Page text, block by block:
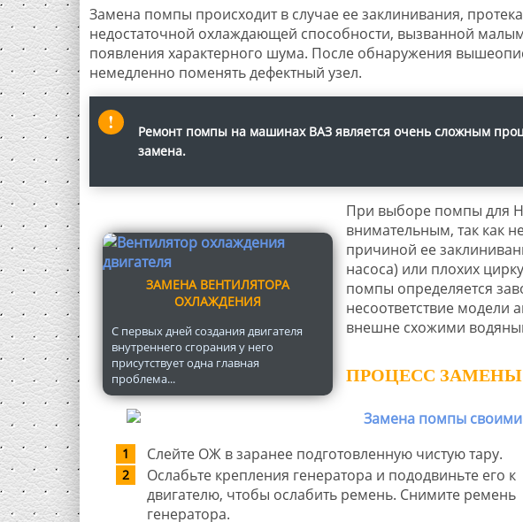
Замена помпы происходит в случае ее заклинивания,
недостаточной охлаждающей способности, вызванной
появления характерного шума. После обнаружения
немедленно поменять дефектный узел.
Ремонт помпы на машинах ВАЗ является очень сложным
замена.
ЗАМЕНА ВЕНТИЛЯТОРА
ОХЛАЖДЕНИЯ
С первых дней создания двигателя
внутреннего сгорания у него
присутствует одна главная
проблема...
При выборе помпы для
внимательным, так как
причиной ее
насоса) или плохих
помпы определяется
несоответствие модели
внешне схожими
ПРОЦЕСС
Слейте ОЖ в заранее подготовленную чистую тару.
Ослабьте крепления генератора и пододвиньте его к
двигателю, чтобы ослабить ремень. Снимите ремень
генератора.